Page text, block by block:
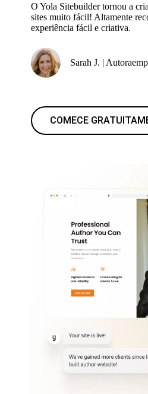
O Yola Sitebuilder tornou a
sites muito fácil! Altamente
experiência fácil e criativa.
Sarah J. |
COMECE